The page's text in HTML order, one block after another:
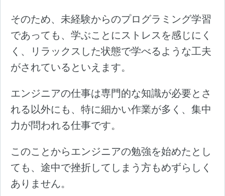
そのため、未経験からのプログラミング学習
であっても、学ぶことにストレスを感じにく
く、リラックスした状態で学べるような工夫
がされているといえます。
エンジニアの仕事は専門的な知識が必要とさ
れる以外にも、特に細かい作業が多く、集中
力が問われる仕事です。
このことからエンジニアの勉強を始めたとし
ても、途中で挫折してしまう方もめずらしく
ありません。